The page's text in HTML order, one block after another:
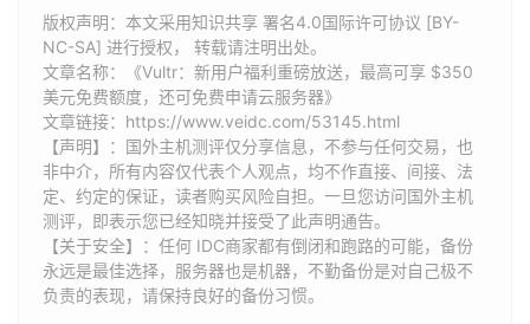
版权声明：本文采用知识共享 署名4.0国际许可协议 [BY-
NC-SA] 进行授权， 转载请注明出处。
文章名称：《Vultr：新用户福利重磅放送，最高可享 $350
美元免费额度，还可免费申请云服务器》
文章链接： https://www.veidc.com/53145.html
【声明】：国外主机测评仅分享信息，不参与任何交易，也
非中介，所有内容仅代表个人观点，均不作直接、间接、法
定、约定的保证，读者购买风险自担。一旦您访问国外主机
测评，即表示您已经知晓并接受了此声明通告。
【关于安全】：任何 IDC商家都有倒闭和跑路的可能，备份
永远是最佳选择，服务器也是机器，不勤备份是对自己极不
负责的表现，请保持良好的备份习惯。